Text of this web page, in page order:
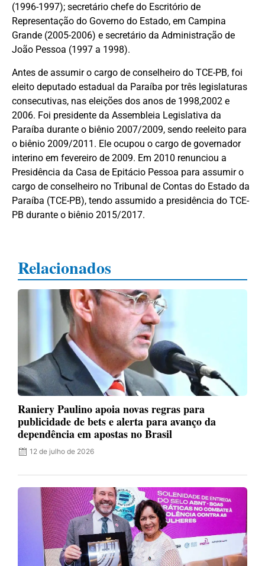
(1996-1997); secretário chefe do Escritório de
Representação do Governo do Estado, em Campina
Grande (2005-2006) e secretário da Administração de
João Pessoa (1997 a 1998).
Antes de assumir o cargo de conselheiro do TCE-PB, foi
eleito deputado estadual da Paraíba por três legislaturas
consecutivas, nas eleições dos anos de 1998,2002 e
2006. Foi presidente da Assembleia Legislativa da
Paraíba durante o biênio 2007/2009, sendo reeleito para
o biênio 2009/2011. Ele ocupou o cargo de governador
interino em fevereiro de 2009. Em 2010 renunciou a
Presidência da Casa de Epitácio Pessoa para assumir o
cargo de conselheiro no Tribunal de Contas do Estado da
Paraíba (TCE-PB), tendo assumido a presidência do TCE-
PB durante o biênio 2015/2017.
Relacionados
Raniery Paulino apoia novas regras para
publicidade de bets e alerta para avanço da
dependência em apostas no Brasil
12 de julho de 2026